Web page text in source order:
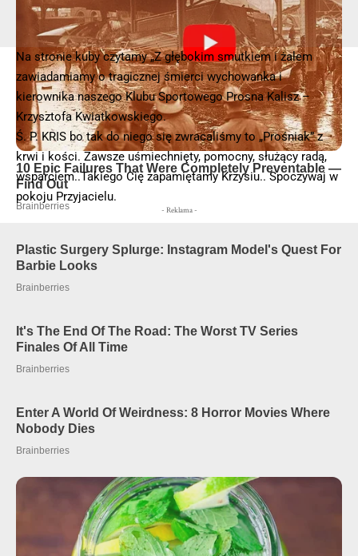
Na stronie kuby czytamy „Z głębokim smutkiem i żalem
zawiadamiamy o tragicznej śmierci wychowanka i
kierownika naszego Klubu Sportowego Prosna Kalisz –
Krzysztofa Kwiatkowskiego.
Ś. P. KRIS bo tak do niego się zwracaliśmy to „Prośniak” z
krwi i kości. Zawsze uśmiechnięty, pomocny, służący radą,
wsparciem..Takiego Cię zapamiętamy Krzysiu.. Spoczywaj w
pokoju Przyjacielu.
- Reklama -
© 2025 – Wielkopolska 112, Wszelkie prawa zastrzeżone |hvln.pl